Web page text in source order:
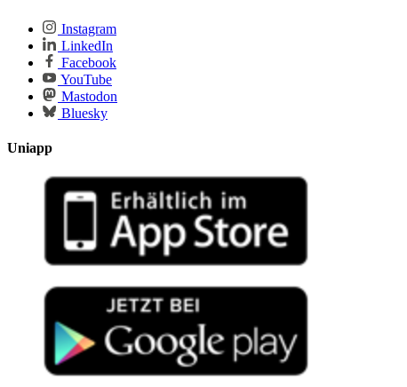
Instagram
LinkedIn
Facebook
YouTube
Mastodon
Bluesky
Uniapp